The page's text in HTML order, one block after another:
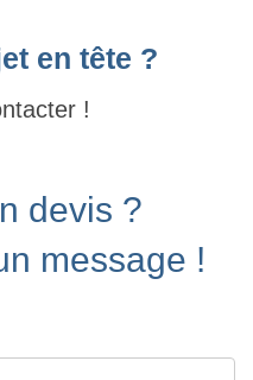
en tête ?
!
devis ?
message !